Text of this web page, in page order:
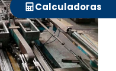
Calculadoras